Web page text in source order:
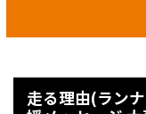
走る理由(ラン